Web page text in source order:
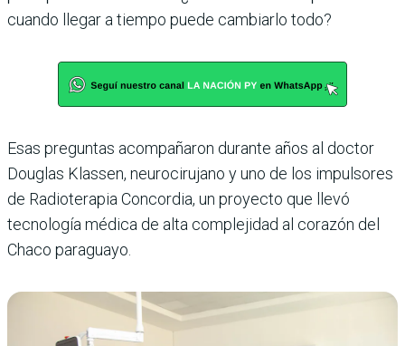
cuando llegar a tiempo puede cambiarlo todo?
Esas preguntas acompañaron durante años al doctor
Douglas Klassen, neurocirujano y uno de los impulsores
de Radioterapia Concordia, un proyecto que llevó
tecnología médica de alta complejidad al corazón del
Chaco paraguayo.